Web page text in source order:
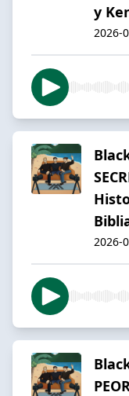
y
2026-
2026-